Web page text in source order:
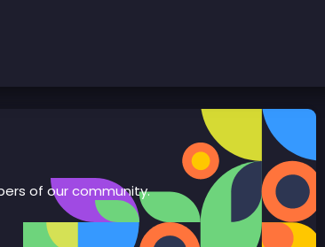
of our community.